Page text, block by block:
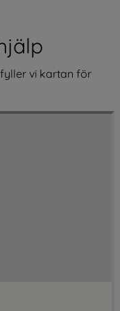
vi kartan för